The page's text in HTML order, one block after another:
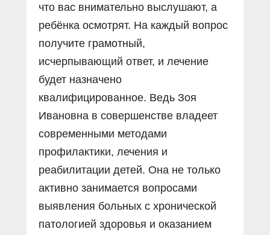
что вас внимательно выслушают, а
ребёнка осмотрят. На каждый вопрос
получите грамотный,
исчерпывающий ответ, и лечение
будет назначено
квалифицированное. Ведь Зоя
Ивановна в совершенстве владеет
современными методами
профилактики, лечения и
реабилитации детей. Она не только
активно занимается вопросами
выявления больных с хронической
патологией здоровья и оказанием